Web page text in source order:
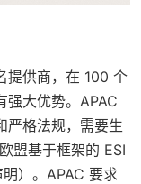
提供商，在 100 个
强大优势。APAC
严格法规，需要生
盟基于框架的 ESI
）。APAC 要求